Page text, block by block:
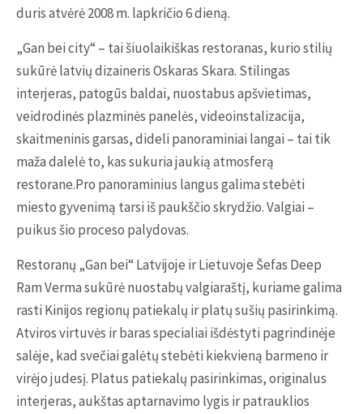
duris atvėrė 2008 m. lapkričio 6 dieną.
„Gan bei city“ – tai šiuolaikiškas restoranas, kurio stilių
sukūrė latvių dizaineris Oskaras Skara. Stilingas
interjeras, patogūs baldai, nuostabus apšvietimas,
veidrodinės plazminės panelės, videoinstalizacija,
skaitmeninis garsas, dideli panoraminiai langai – tai tik
maža dalelė to, kas sukuria jaukią atmosferą
restorane.Pro panoraminius langus galima stebėti
miesto gyvenimą tarsi iš paukščio skrydžio. Valgiai –
puikus šio proceso palydovas.
Restoranų „Gan bei“ Latvijoje ir Lietuvoje Šefas Deep
Ram Verma sukūrė nuostabų valgiaraštį, kuriame galima
rasti Kinijos regionų patiekalų ir platų sušių pasirinkimą.
Atviros virtuvės ir baras specialiai išdėstyti pagrindinėje
salėje, kad svečiai galėtų stebėti kiekvieną barmeno ir
virėjo judesį. Platus patiekalų pasirinkimas, originalus
interjeras, aukštas aptarnavimo lygis ir patrauklios